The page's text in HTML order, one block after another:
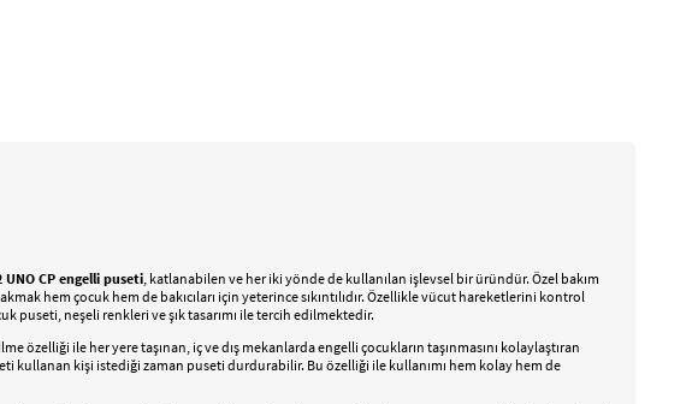
UNO CP engelli puseti , katlanabilen ve her iki yönde de kullanılan işlevsel bir üründür. Özel bakım
hem çocuk hem de bakıcıları için yeterince sıkıntılıdır. Özellikle vücut hareketlerini kontrol
puseti, neşeli renkleri ve şık tasarımı ile tercih edilmektedir.
ile her yere taşınan, iç ve dış mekanlarda engelli çocukların taşınmasını kolaylaştıran
kullanan kişi istediği zaman puseti durdurabilir. Bu özelliği ile kullanımı hem kolay hem de